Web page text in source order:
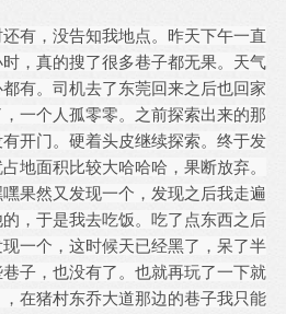
有，没告知我地点。昨天下午一直
，真的搜了很多巷子都无果。天气
有。司机去了东莞回来之后也回家
一个人孤零零。之前探索出来的那
开门。硬着头皮继续探索。终于发
地面积比较大哈哈哈，果断放弃。
果然又发现一个，发现之后我走遍
，于是我去吃饭。吃了点东西之后
一个，这时候天已经黑了，呆了半
子，也没有了。也就再玩了一下就
在猪村东乔大道那边的巷子我只能